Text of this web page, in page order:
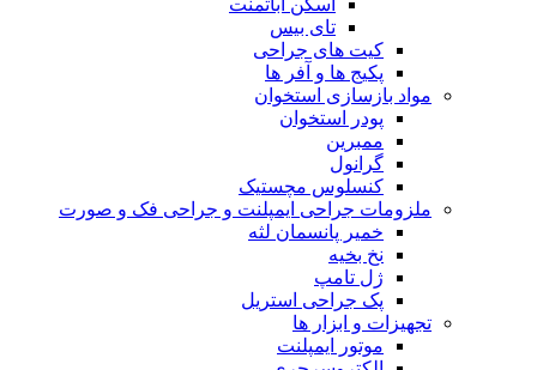
اسکن اباتمنت
تای بیس
کیت های جراحی
پکیج ها و آفر ها
مواد بازسازی استخوان
پودر استخوان
ممبرین
گرانول
کنسلوس مچستیک
ملزومات جراحی ایمپلنت و جراحی فک و صورت
خمیر پانسمان لثه
نخ بخیه
ژل تامپ
پک جراحی استریل
تجهیزات و ابزار ها
موتور ایمپلنت